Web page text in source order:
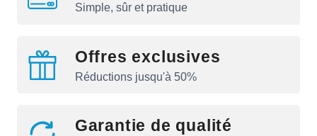
Simple, sûr et pratique
Offres exclusives
Réductions jusqu'à 50%
Garantie de qualité